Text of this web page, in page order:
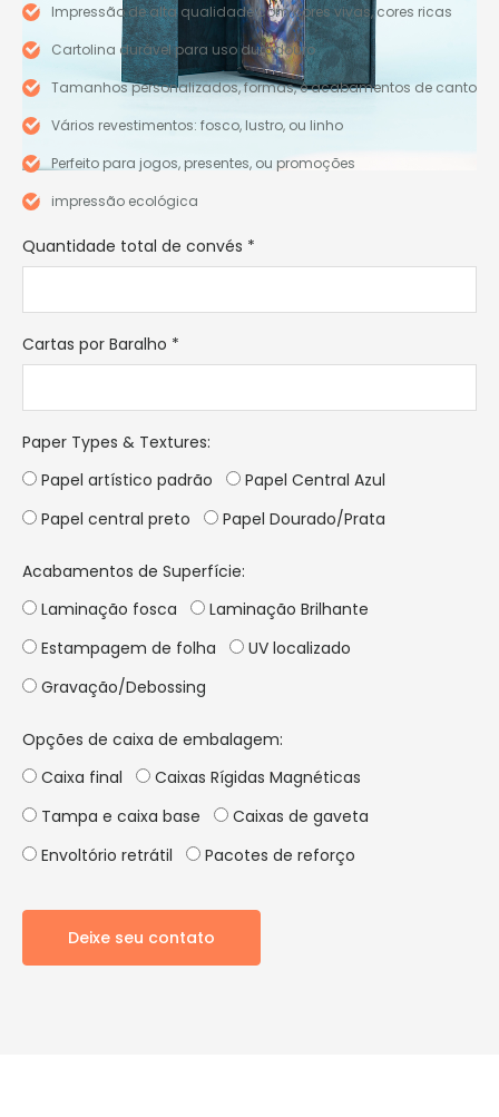
Impressão de alta qualidade com cores vivas, cores ricas
Cartolina durável para uso duradouro
Tamanhos personalizados, formas, e acabamentos de canto
Vários revestimentos: fosco, lustro, ou linho
Perfeito para jogos, presentes, ou promoções
impressão ecológica
Quantidade total de convés *
Cartas por Baralho *
Paper Types & Textures:
Papel artístico padrão
Papel Central Azul
Papel central preto
Papel Dourado/Prata
Acabamentos de Superfície:
Laminação fosca
Laminação Brilhante
Estampagem de folha
UV localizado
Gravação/Debossing
Opções de caixa de embalagem:
Caixa final
Caixas Rígidas Magnéticas
Tampa e caixa base
Caixas de gaveta
Envoltório retrátil
Pacotes de reforço
Deixe seu contato